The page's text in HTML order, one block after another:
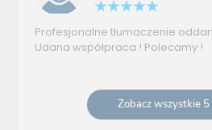
Profesjonalne tłumaczenie
Udana współpraca ! Polecamy !
Zobacz wszystkie 5